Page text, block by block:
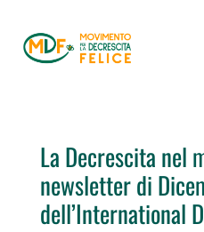
La Decrescita nel
newsletter di
dell’International